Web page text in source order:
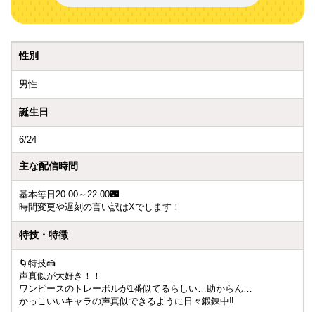
性別
男性
誕生日
6/24
主な配信時間
基本毎日20:00～22:00🌃
時間変更や遅刻の言い訳はXでします！
特技・特徴
🌀特技🍰
声真似が大好き！！
ワンピースのトレーボルが1番似てるらしい…助からん…
かっこいいキャラの声真似できるように日々鍛錬中‼️